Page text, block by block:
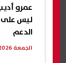
عمرو
ليس على
الدعم
الجمعة 05/06/2026 11:37 م